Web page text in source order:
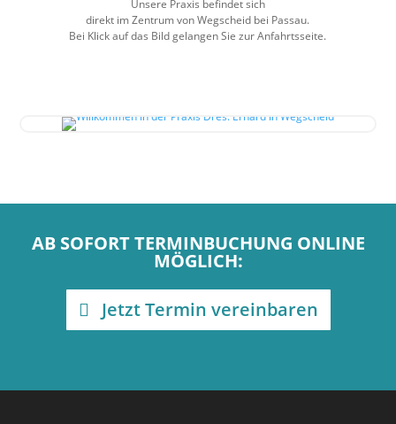
Unsere Praxis befindet sich
direkt im Zentrum von Wegscheid bei Passau.
Bei Klick auf das Bild gelangen Sie zur Anfahrtsseite.
AB SOFORT TERMINBUCHUNG ONLINE
MÖGLICH:
Jetzt Termin vereinbaren